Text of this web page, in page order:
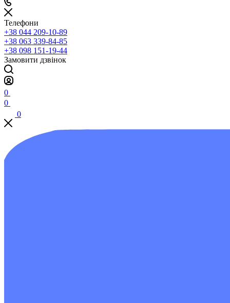
Телефони
+38 044 209-10-89
+38 063 339-84-85
+38 098 151-19-44
Замовити дзвінок
0
0
0